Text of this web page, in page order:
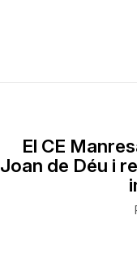
El CE
Joan de Déu i